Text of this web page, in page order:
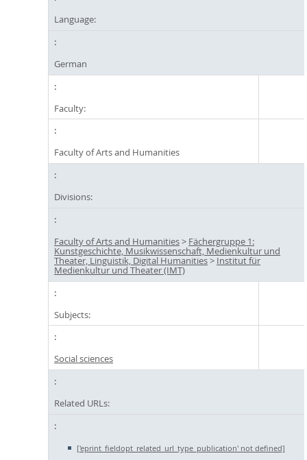
Language:
German
Faculty:
Faculty of Arts and Humanities
Divisions:
Faculty of Arts and Humanities> Fächergruppe 1:
Kunstgeschichte, Musikwissenschaft, Medienkultur und
Theater, Linguistik, Digital Humanities> Institut für
Medienkultur und Theater (IMT)
Subjects:
Social sciences
Related URLs:
['eprint_fieldopt_related_url_type_publication' not defined]